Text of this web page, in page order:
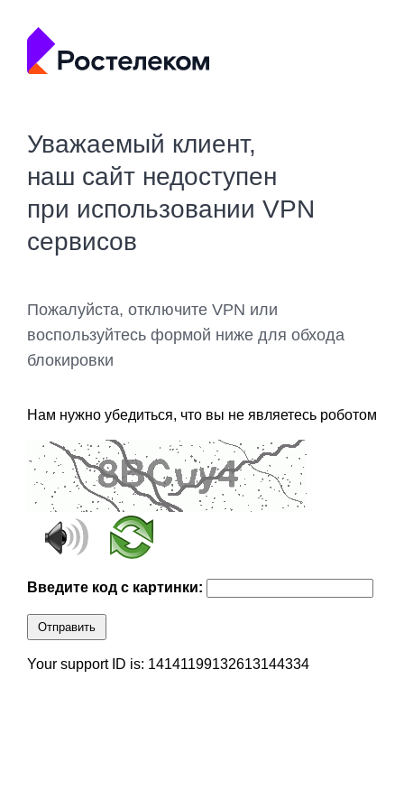
Уважаемый клиент,
наш сайт недоступен
при использовании VPN
сервисов
Пожалуйста, отключите VPN или
воспользуйтесь формой ниже для обхода
блокировки
Нам нужно убедиться, что вы не являетесь роботом
Введите код с картинки:
Отправить
Your support ID is: 14141199132613144334